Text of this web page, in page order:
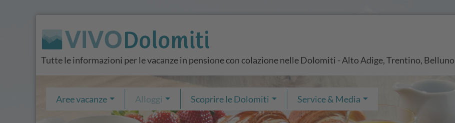
Tutte le informazioni per le vacanze in pensione con colazione nelle Dolomiti - Alto Adige, Trentino, Belluno
Aree vacanze Alloggi Scoprire le Dolomiti Service & Media